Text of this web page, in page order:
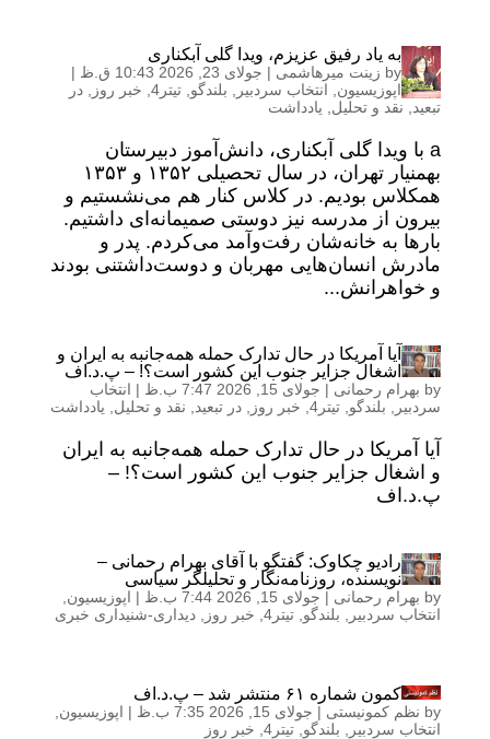
به یاد رفیق عزیزم، ویدا گلی آبکناری
by زینت میرهاشمی | جولای 23, 2026 10:43 ق.ظ
|
اپوزیسیون
انتخاب سردبیر بلندگو تیتر4 , خبر روز
در
تبعید
نقد و تحلیل یادداشت
a با ویدا گلی آبکناری، دانش‌آموز دبیرستان
بهمنیار تهران، در سال تحصیلی ۱۳۵۲ و ۱۳۵۳
همکلاس بودیم. در کلاس کنار هم می‌نشستیم و
بیرون از مدرسه نیز دوستی صمیمانه‌ای داشتیم.
بارها به خانه‌شان رفت‌وآمد می‌کردم. پدر و
مادرش انسان‌هایی مهربان و دوست‌داشتنی بودند
و خواهرانش...
آیا آمریکا در حال تدارک حمله همه‌جانبه به ایران و
اشغال جزایر جنوب این کشور است؟! – پ.د.اف
by بهرام رحمانی | جولای 15, 2026 7:47 ب.ظ | انتخاب
سردبیر
بلندگو تیتر4 , خبر روز در تبعید نقد و تحلیل یادداشت
آیا آمریکا در حال تدارک حمله همه‌جانبه به ایران
و اشغال جزایر جنوب این کشور است؟! –
پ.د.اف
رادیو چکاوک: گفتگو با آقای بهرام رحمانی –
نویسنده، روزنامه‌نگار و تحلیلگر سیاسی
by بهرام رحمانی | جولای 15, 2026 7:44 ب.ظ | اپوزیسیون
انتخاب سردبیر
بلندگو تیتر4 , خبر روز دیداری-شنیداری خبری
کمون شماره ۶۱ منتشر شد – پ.د.اف
by نظم کمونیستی | جولای 15, 2026 7:35 ب.ظ | اپوزیسیون
انتخاب سردبیر
بلندگو تیتر4 , خبر روز